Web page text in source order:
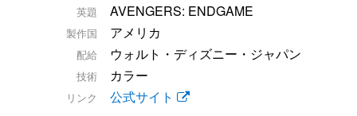
英題 AVENGERS: ENDGAME
製作国 アメリカ
配給 ウォルト・ディズニー・ジャパン
技術 カラー
リンク 公式サイト